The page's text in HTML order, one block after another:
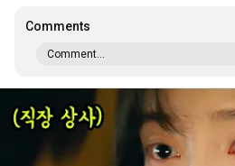
Comments
Comment...